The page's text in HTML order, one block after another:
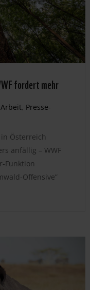
fordert mehr
, Presse-
Österreich
anfällig – WWF
Funktion
Offensive”